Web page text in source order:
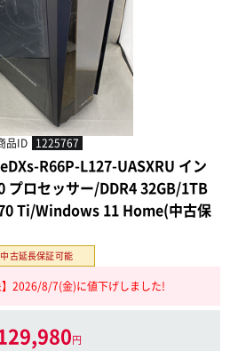
品ID 1225767
R66P-L127-UASXRU イン
ロセッサー/DDR4 32GB/1TB
Ti/Windows 11 Home(中古保
中古延長保証可能
】2026/8/7(金)に値下げしました!
円